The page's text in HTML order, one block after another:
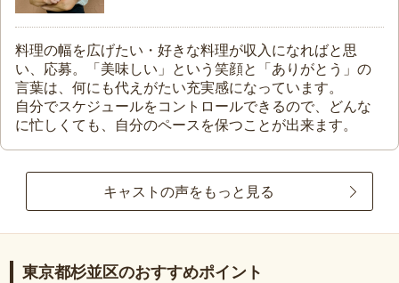
料理の幅を広げたい・好きな料理が収入になればと思
い、応募。「美味しい」という笑顔と「ありがとう」の
言葉は、何にも代えがたい充実感になっています。
自分でスケジュールをコントロールできるので、どんな
に忙しくても、自分のペースを保つことが出来ます。
キャストの声をもっと見る
東京都杉並区のおすすめポイント